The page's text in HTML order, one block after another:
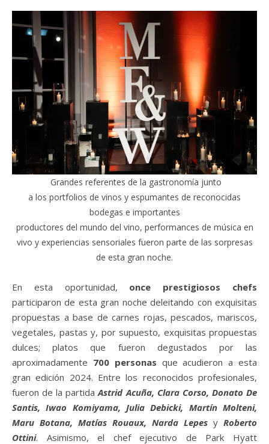
Grandes referentes de la gastronomía junto
a los portfolios de vinos y espumantes de reconocidas
bodegas e importantes
productores del mundo del vino, performances de música en
vivo y experiencias sensoriales fueron parte de las sorpresas
de esta gran noche.
En esta oportunidad, once prestigiosos chefs
participaron de esta gran noche deleitando con exquisitas
propuestas a base de carnes rojas, pescados, mariscos,
vegetales, pastas y, por supuesto, exquisitas propuestas
dulces; platos que fueron degustados por las
aproximadamente 700 personas que acudieron a esta
gran edición 2024. Entre los reconocidos profesionales,
fueron de la partidaAstrid Acuña, Clara Corso, Donato De
Santis, Iwao Komiyama, Julia Debicki, Martín Molteni,
Maru Botana, Matías Rouaux, Narda Lepes y Roberto
Ottini. Asimismo, el chef ejecutivo de Park Hyatt